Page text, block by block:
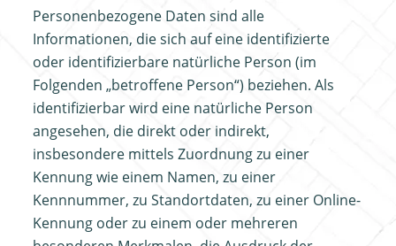
Personenbezogene Daten sind alle
Informationen, die sich auf eine identifizierte
oder identifizierbare natürliche Person (im
Folgenden „betroffene Person“) beziehen. Als
identifizierbar wird eine natürliche Person
angesehen, die direkt oder indirekt,
insbesondere mittels Zuordnung zu einer
Kennung wie einem Namen, zu einer
Kennnummer, zu Standortdaten, zu einer Online-
Kennung oder zu einem oder mehreren